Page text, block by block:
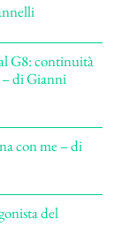
G8: continuità
– di Gianni
con me – di
del